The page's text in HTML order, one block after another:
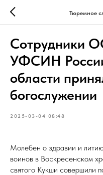
Тюремное
Сотрудники
УФСИН
области
богослужении
2025-03-04 08:48
Молебен о здравии и
воинов в Воскресенском
святого Кукши совершили